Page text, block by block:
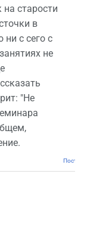
старости
в
ни с сего с
не
"Не